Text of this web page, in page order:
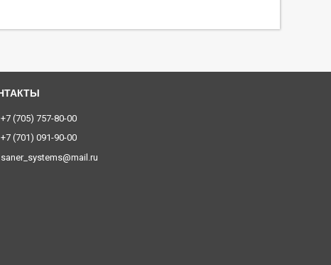
+7 (705) 757-80-00
+7 (701) 091-90-00
saner_systems@mail.ru